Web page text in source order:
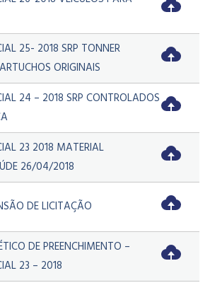
25- 2018 SRP TONNER
ORIGINAIS
24 – 2018 SRP CONTROLADOS
23 2018 MATERIAL
26/04/2018
DE LICITAÇÃO
DE PREENCHIMENTO –
23 – 2018